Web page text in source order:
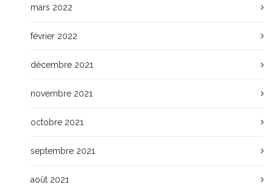
mars 2022
février 2022
décembre 2021
novembre 2021
octobre 2021
septembre 2021
août 2021